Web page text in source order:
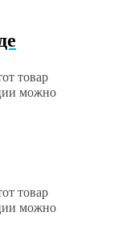
товар
можно
товар
можно